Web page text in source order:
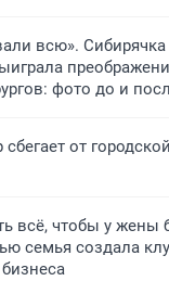
всю». Сибирячка
фото до и
от
всё, чтобы у жены
семья создала